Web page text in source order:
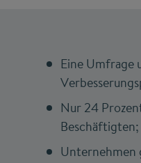
Eine
Nur 24
Unternehmen